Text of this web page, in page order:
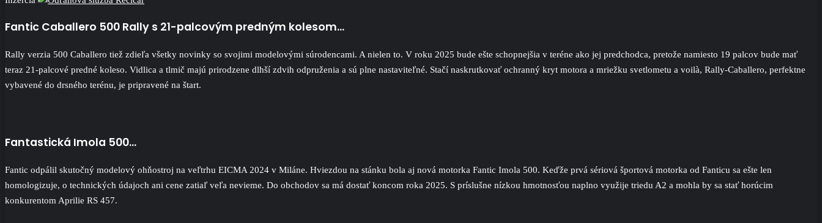
Fantic Caballero 500 Rally s 21-palcovým predným kolesom…
Rally verzia 500 Caballero tiež zdieľa všetky novinky so svojimi modelovými súrodencami. A nielen to. V roku 2025 bude ešte schopnejšia v teréne ako jej predchodca, pretože namiesto 19 palcov bude mať
teraz 21-palcové predné koleso. Vidlica a tlmič majú prirodzene dlhší zdvih odpruženia a sú plne nastaviteľné. Stačí naskrutkovať ochranný kryt motora a mriežku svetlometu a voilà, Rally-Caballero, perfektne
vybavené do drsného terénu, je pripravené na štart.
Fantastická Imola 500…
Fantic odpálil skutočný modelový ohňostroj na veľtrhu EICMA 2024 v Miláne. Hviezdou na stánku bola aj nová motorka Fantic Imola 500. Keďže prvá sériová športová motorka od Fanticu sa ešte len
homologizuje, o technických údajoch ani cene zatiaľ veľa nevieme. Do obchodov sa má dostať koncom roka 2025. S príslušne nízkou hmotnosťou naplno využije triedu A2 a mohla by sa stať horúcim
konkurentom Aprilie RS 457.